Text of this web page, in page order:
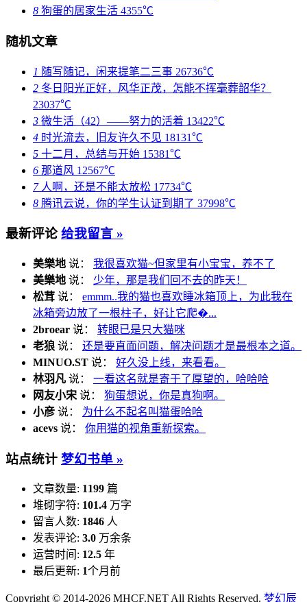
8 狗蛋的居家生活 4355℃
随机文章
1 随写随记，闲来提笔二三事 26736℃
2 冬日阳光正好，风华正茂，怎能不挥毫葬韶华？
23037℃
3 微生活（42）——努力的活着 13422℃
4 时光流去，旧友许久不见 18131℃
5 十二月，总结与开始 15381℃
6 那道风 12567℃
7人啊，还是不能太放松 17734℃
8 腾讯云说，你的学生认证到期了 37998℃
最新评论 给我留言 »
美樂地 说： 我很喜欢猫~但家里有小宝宝，养不了
美樂地 说： 少年，那是我们回不去的昨天！
松茸 说： emmm..我的猫也喜欢睡冰箱顶上，为此我在
冰箱旁边放了一根柱子，好让它爬�...
2broear 说： 转眼已是只大猫咪
老狼 说： 还是要直面问题，解决问题才是最根本之道。
MINUO.ST 说： 好久没上线，来看看。
林羽凡 说： 一看这名就是寄于了厚望的，哈哈哈
网友小宋 说： 狗蛋想说，你是真狗啊。
小彦 说： 为什么不起名叫猫蛋哈哈
acevs 说： 你用猫的视角重新探索。
站点统计 梦幻书单 »
文章数量: 1199 篇
堆砌字符: 101.4 万字
留言人数: 1846 人
发表评论: 3.0 万余条
运营时间: 12.5 年
最后更新: 1个月前
Copyright © 2014-2026 MHCF.NET All Rights Reserved. 梦幻辰